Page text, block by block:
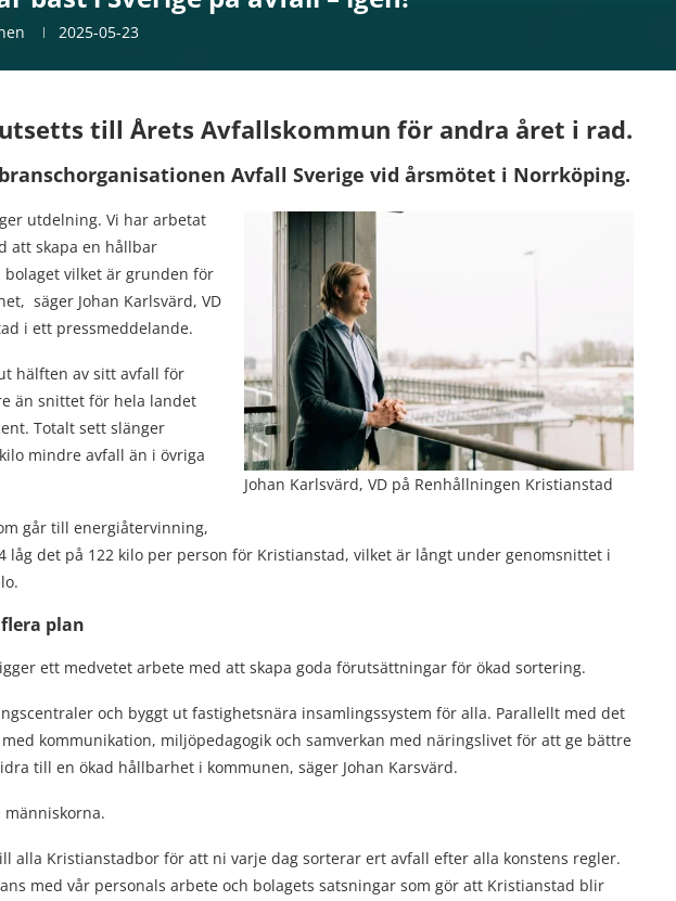
2025-05-23
till Årets Avfallskommun för andra året i rad.
Avfall Sverige vid årsmötet i Norrköping.
Johan Karlsvärd, VD på Renhållningen Kristianstad
utdelning. Vi har arbetat
att skapa en hållbar
vilket är grunden för
säger Johan Karlsvärd, VD
i ett pressmeddelande.
hälften av sitt avfall för
än snittet för hela landet
Totalt sett slänger
mindre avfall än i övriga
går till energiåtervinning,
låg det på 122 kilo per person för Kristianstad, vilket är långt under genomsnittet i
plan
ett medvetet arbete med att skapa goda förutsättningar för ökad sortering.
och byggt ut fastighetsnära insamlingssystem för alla. Parallellt med det
kommunikation, miljöpedagogik och samverkan med näringslivet för att ge bättre
till en ökad hållbarhet i kommunen, säger Johan Karsvärd.
alla Kristianstadbor för att ni varje dag sorterar ert avfall efter alla konstens regler.
med vår personals arbete och bolagets satsningar som gör att Kristianstad blir